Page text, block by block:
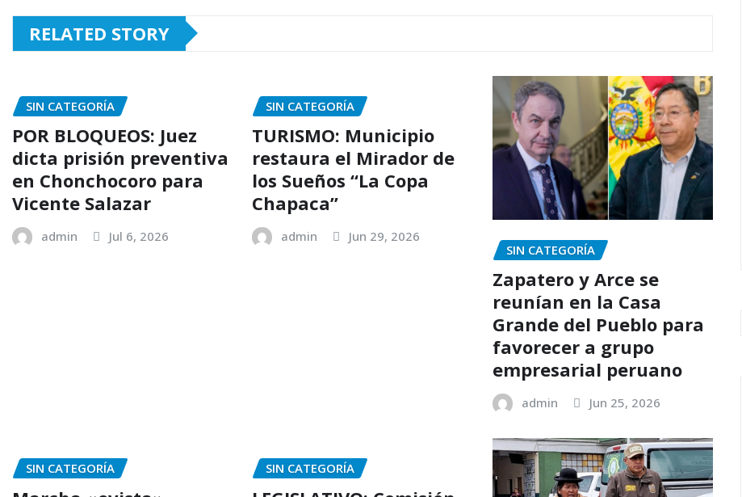
RELATED STORY
SIN CATEGORÍA
POR BLOQUEOS: Juez
dicta prisión preventiva
en Chonchocoro para
Vicente Salazar
admin Jul 6, 2026
SIN CATEGORÍA
TURISMO: Municipio
restaura el Mirador de
los Sueños “La Copa
Chapaca”
admin
Jun 29, 2026
SIN CATEGORÍA
Zapatero y Arce se
reunían en la Casa
Grande del Pueblo para
favorecer a grupo
empresarial peruano
admin Jun 25, 2026
SIN CATEGORÍA SIN CATEGORÍA